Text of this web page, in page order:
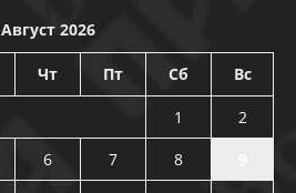
Август 2026
Чт Пт Сб Вс
1
2
6 7 8